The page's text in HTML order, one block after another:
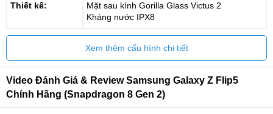
Thiết kế:
Mặt sau kính Gorilla Glass Victus 2
Kháng nước IPX8
Xem thêm cấu hình chi tiết
Video Đánh Giá & Review Samsung Galaxy Z Flip5
Chính Hãng (Snapdragon 8 Gen 2)